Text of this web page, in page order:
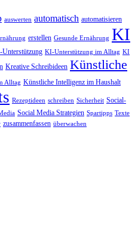
auswerten automatisch automatisieren
erstellen Gesunde Ernährung KI
KI-Unterstützung im Alltag KI
Kreative Schreibideen Künstliche
Alltag Künstliche Intelligenz im Haushalt
Rezeptideen schreiben Sicherheit Social-
Social Media Strategien Spartipps Texte
zusammenfassen überwachen